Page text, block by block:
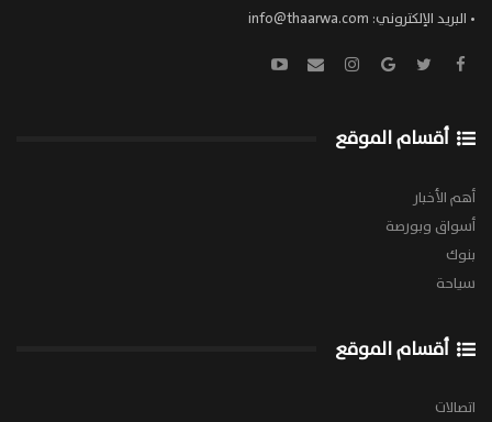
• البريد الإلكتروني: info@thaarwa.com
أقسام الموقع
أهم الأخبار
أسواق وبورصة
بنوك
سياحة
أقسام الموقع
اتصالات